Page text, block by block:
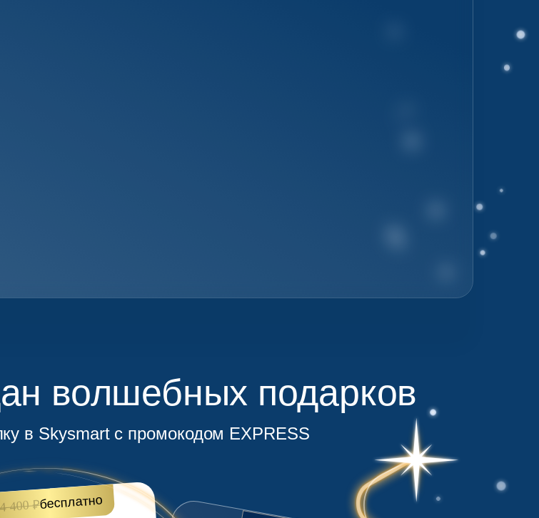
волшебных подарков
в Skysmart с промокодом EXPRESS
400 ₽бесплатно